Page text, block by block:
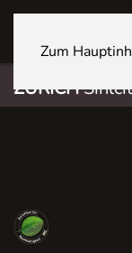
Zum
ZÜRICH